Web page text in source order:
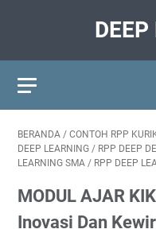
BERANDA / CONTOH RPP
DEEP LEARNING / RPP DEEP
LEARNING SMA / RPP DEEP
MODUL AJAR
Inovasi Dan